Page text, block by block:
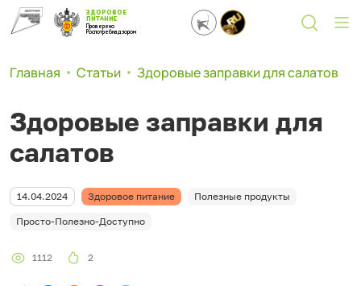
ЗДОРОВОЕ
ПИТАНИЕ
Проверено
Роспотребнадзором
Главная Статьи Здоровые заправки для салатов
Здоровые заправки для
салатов
14.04.2024 Здоровое питание Полезные продукты
Просто-Полезно-Доступно
1112 2